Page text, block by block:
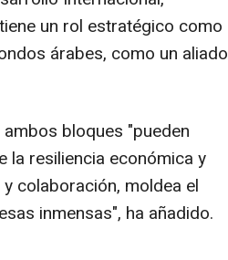
un rol estratégico como
árabes, como un aliado
bloques "pueden
la resiliencia económica y
colaboración, moldea el
inmensas", ha añadido.